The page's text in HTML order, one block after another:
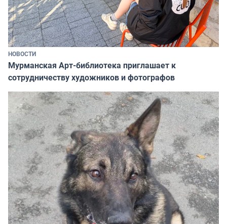
НОВОСТИ
Мурманская Арт-библиотека приглашает к
сотрудничеству художников и фотографов